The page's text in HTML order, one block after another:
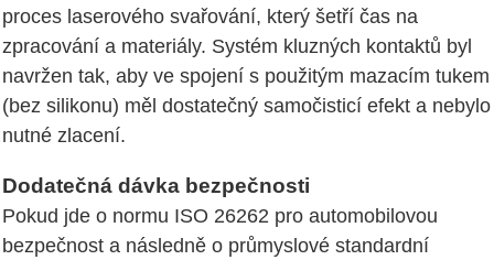
proces laserového svařování, který šetří čas na
zpracování a materiály. Systém kluzných kontaktů byl
navržen tak, aby ve spojení s použitým mazacím tukem
(bez silikonu) měl dostatečný samočisticí efekt a nebylo
nutné zlacení.
Dodatečná dávka bezpečnosti
Pokud jde o normu ISO 26262 pro automobilovou
bezpečnost a následně o průmyslové standardní